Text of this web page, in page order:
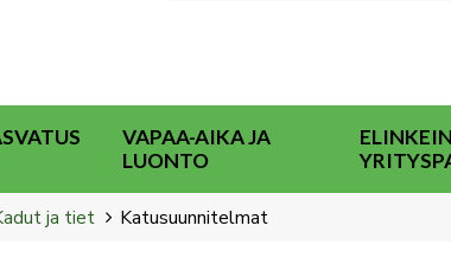
VAPAA-AIKA JA
LUONTO
ja tiet Katusuunnitelmat